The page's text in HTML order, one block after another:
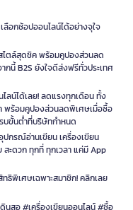
อกช้อปออนไลน์ได้อย่างจุใจ
ไตล์สุดชิค พร้อมคูปองส่วนลด
กนี้ B2S ยังใจดีส่งฟรีทั่วประเทศ
ลน์ได้เลย! ลดแรงทุกเดือน ทั้ง
พร้อมคูปองส่วนลดพิเศษเมื่อซื้อ
บขั้นต่ำที่บริษัทกำหนด
ปกรณ์อ่านเขียน เครื่องเขียน
ะดวก ทุกที่ ทุกเวลา แค่มี App
ทธิพิเศษเฉพาะสมาชิก! คลิกเลย
นสอ #เครื่องเขียนออนไลน์ #ซื้อ